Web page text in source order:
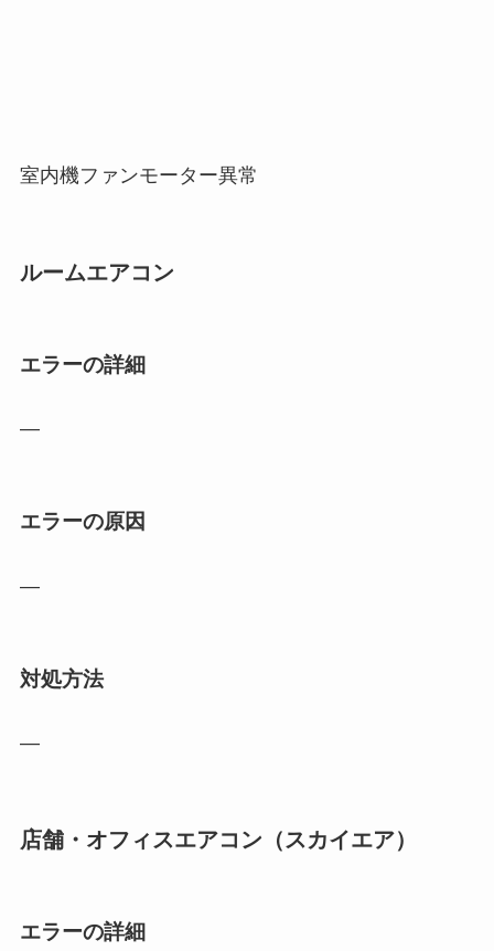
室内機ファンモーター異常
ルームエアコン
エラーの詳細
―
エラーの原因
―
対処方法
―
店舗・オフィスエアコン（スカイエア）
エラーの詳細